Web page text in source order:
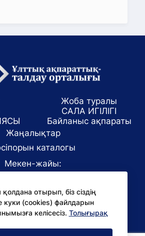
қолдана отырып, біз сіздің
куки (cookies) файлдарын
келісесіз. Толығырақ
Жоба туралы
САЛА ИГІЛІГІ
Байланыс ақпараты
Жаңалықтар
каталогы
Мекен-жайы:
E-mail:
office@niac.kz